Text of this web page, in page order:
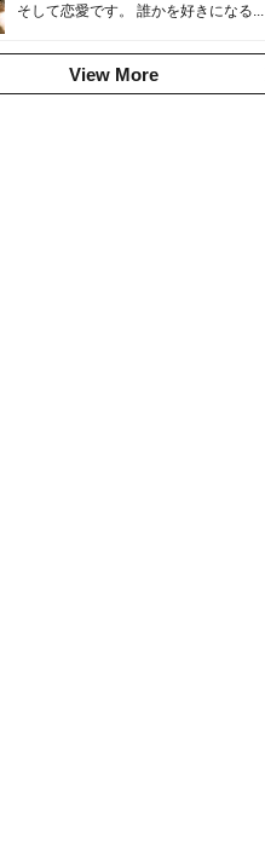
そして恋愛です。 誰かを好きになる...
View More